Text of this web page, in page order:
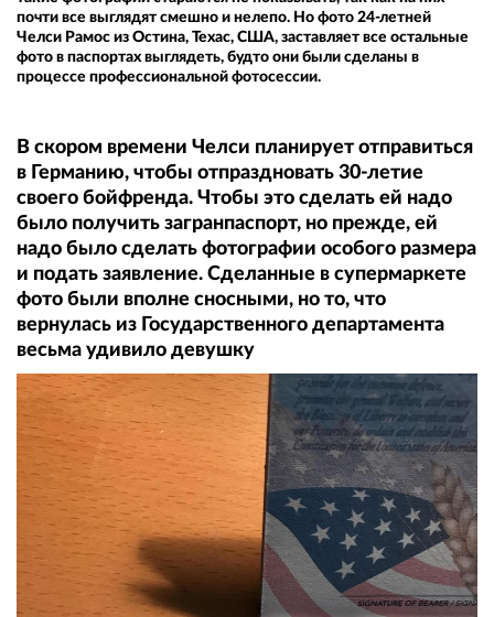
почти все выглядят смешно и нелепо. Но фото 24-летней
Челси Рамос из Остина, Техас, США, заставляет все остальные
фото в паспортах выглядеть, будто они были сделаны в
процессе профессиональной фотосессии.
В скором времени Челси планирует отправиться
в Германию, чтобы отпраздновать 30-летие
своего бойфренда. Чтобы это сделать ей надо
было получить загранпаспорт, но прежде, ей
надо было сделать фотографии особого размера
и подать заявление. Сделанные в супермаркете
фото были вполне сносными, но то, что
вернулась из Государственного департамента
весьма удивило девушку